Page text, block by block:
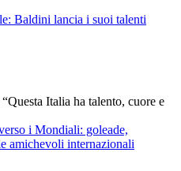
Baldini lancia i suoi talenti
Italia ha talento, cuore e
i Mondiali: goleade,
amichevoli internazionali